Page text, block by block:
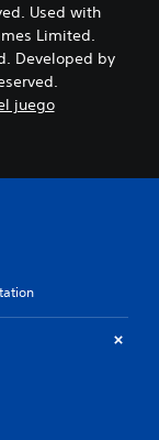
Used with
Limited.
Developed by
juego